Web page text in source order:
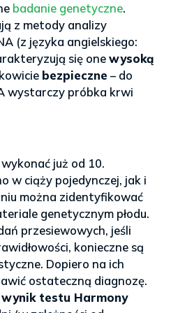
badanie genetyczne.
z metody analizy
(z języka angielskiego:
się onewysoką
bezpieczne – do
wystarczy próbka krwi
już od 10.
w ciąży pojedynczej, jak i
można zidentyfikować
genetycznym płodu.
przesiewowych, jeśli
konieczne są
Dopiero na ich
ostateczną diagnozę.
testu Harmony